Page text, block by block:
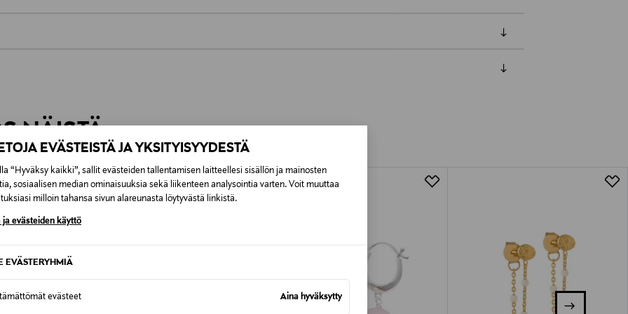
EVÄSTEISTÄ JA YKSITYISYYDESTÄ
“Hyväksy kaikki”, sallit evästeiden tallentamisen laitteellesi sisällön ja mainosten
sosiaalisen median ominaisuuksia sekä liikenteen analysointia varten. Voit muuttaa
milloin tahansa sivun alareunasta löytyvästä linkistä.
ja evästeiden käyttö
EVÄSTERYHMIÄ
evästeet Aina hyväksytty
Alk. 6,90 €, kun toimitus on saatavilla valittuun osoitteeseen.
NÄISTÄ